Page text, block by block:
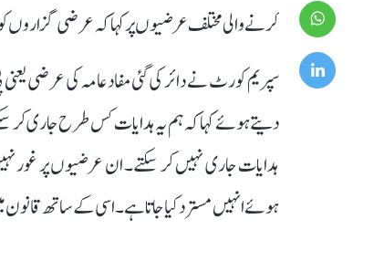
کرنے والی مختلف عرضیوں پر کہا کہ عرضی گزاروں
سپریم کورٹ نے دائر کی گئی مفاد عامہ کی عرضی
دیتے ہوئے کہا کہ ہم یہ ہدایات کس طرح جاری کر
ہدایات جاری نہیں کر سکتے۔ ان عرضیوں پر غور
ہوئے انہیں مسترد کیا جاتا ہے۔ اسی کے ساتھ